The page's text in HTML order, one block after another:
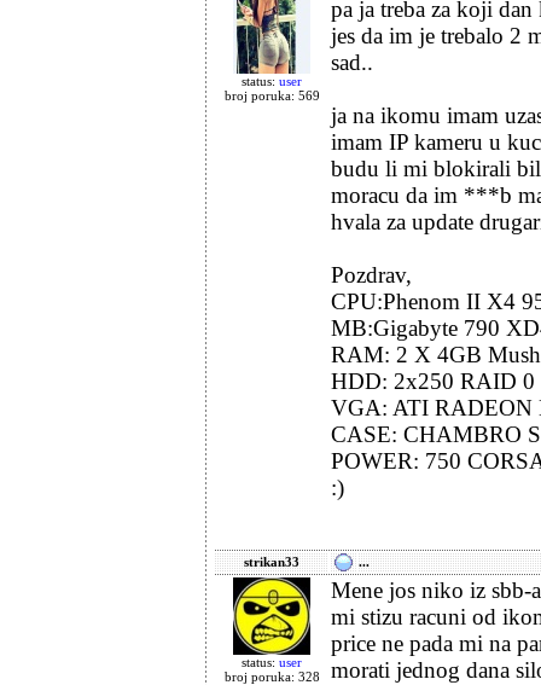
status: user
broj poruka: 569
pa ja treba za koji
jes da im je trebalo 2
sad..
ja na ikomu imam
imam IP kameru u
budu li mi blokirali
moracu da im ***b
hvala za update
Pozdrav,
CPU:Phenom II X4
MB:Gigabyte 790
RAM: 2 X 4GB
HDD: 2x250 RAID
VGA: ATI RADEON
CASE: CHAMBRO
POWER: 750
:)
strikan33 ...
status: user
broj poruka: 328
Mene jos niko iz sbb-
mi stizu racuni od
price ne pada mi na
morati jednog dana